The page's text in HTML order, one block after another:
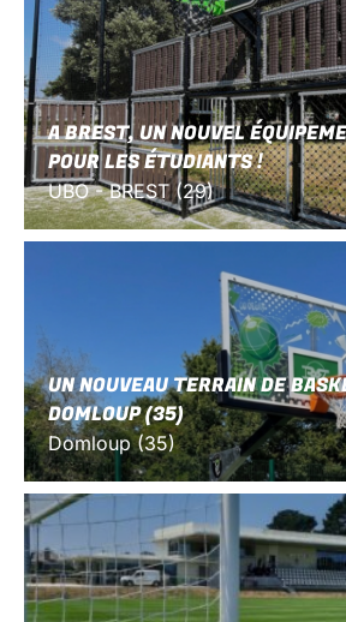
A BREST, UN NOUVEL
POUR LES ÉTUDIANTS !
UBO - BREST (29)
UN NOUVEAU TERRAIN DE
DOMLOUP (35)
Domloup (35)